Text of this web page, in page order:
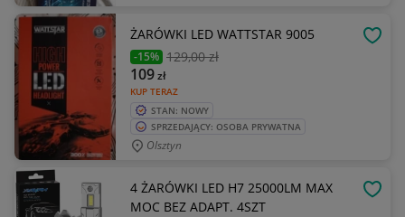
ŻARÓWKI LED WATTSTAR 9005
-15% 129,00 zł
KUP TERAZ
109zł
STAN: NOWY
SPRZEDAJĄCY: OSOBA PRYWATNA
Olsztyn
4 ŻARÓWKI LED H7 25000LM MAX
MOC BEZ ADAPT. 4SZT